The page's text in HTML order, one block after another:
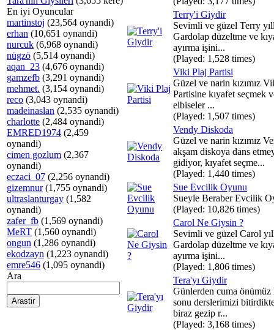
En iyi Oyuncular
martinstoj (23,564 oynandi)
erhan (10,651 oynandi)
nurcuk (6,968 oynandi)
nügzö (5,514 oynandi)
aqan_23 (4,676 oynandi)
gamzefb (3,291 oynandi)
mehmet. (3,154 oynandi)
reco (3,043 oynandi)
madeinaslan (2,535 oynandi)
charlotte (2,484 oynandi)
EMRED1974 (2,459
oynandi)
cimen gozlum (2,367
oynandi)
eczaci_07 (2,256 oynandi)
gizemnur(1,755 oynandi)
ultraslanturgay (1,582
oynandi)
zafer_fb (1,569 oynandi)
MeRT (1,560 oynandi)
ongun (1,286 oynandi)
ekodzayn (1,223 oynandi)
emre546 (1,095 oynandi)
Ara
Terry'i Giydir
Sevimli ve güzel Terry
Gardolap düzeltme ve
ayırma işini...
(Played: 1,528 times)
Viki Plaj Partisi
Güzel ve narin kızımız
Partisine kıyafet seçmek
elbiseler ...
(Played: 1,507 times)
Vendy Diskoda
Güzel ve narin kızımız
akşam diskoya dans
gidiyor, kıyafet seçme...
(Played: 1,440 times)
Sue Evcilik Oyunu
Sueyle Beraber Evcilik
(Played: 10,826 times)
Carol Ne Giysin ?
Sevimli ve güzel Carol
Gardolap düzeltme ve
ayırma işini...
(Played: 1,806 times)
Tera'yı Giydir
Günlerden cuma önümüz
sonu derslerimizi
biraz gezip r...
(Played: 3,168 times)